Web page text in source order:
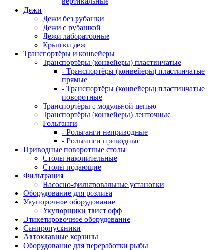
Дежи
Дежи без рубашки
Дежи с рубашкой
Дежи лабораторные
Крышки деж
Транспортёры и конвейеры
Транспортёры (конвейеры) пластинчатые
- Транспортёры (конвейеры) пластинчатые
прямые
- Транспортёры (конвейеры) пластинчатые
поворотные
Транспортёры с модульной цепью
Транспортёры (конвейеры) ленточные
Рольганги
- Рольганги неприводные
- Рольганги приводные
Приводные поворотные столы
Столы накопительные
Столы подающие
Фильтрация
Насосно-фильтровальные установки
Оборудование для розлива
Укупорочное оборудование
Укупорщики твист офф
Этикетировочное оборудование
Санпропускники
Автоклавные корзины
Оборудование для переработки рыбы